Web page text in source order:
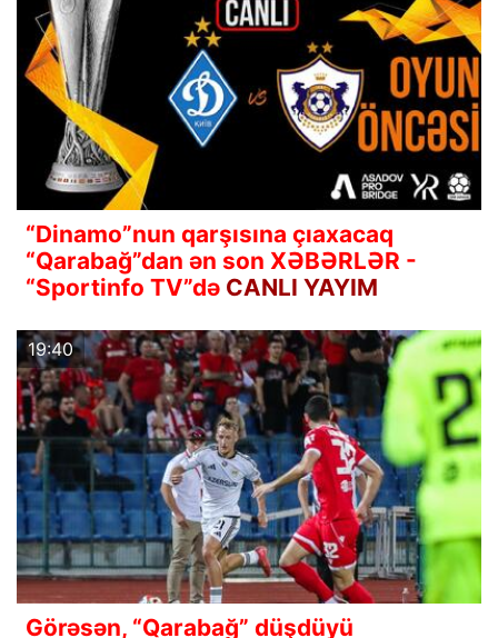
“Dinamo”nun qarşısına çıaxacaq
“Qarabağ”dan ən son XƏBƏRLƏR -
“Sportinfo TV”də CANLI YAYIM
19:40
Görəsən, “Qarabağ” düşdüyü